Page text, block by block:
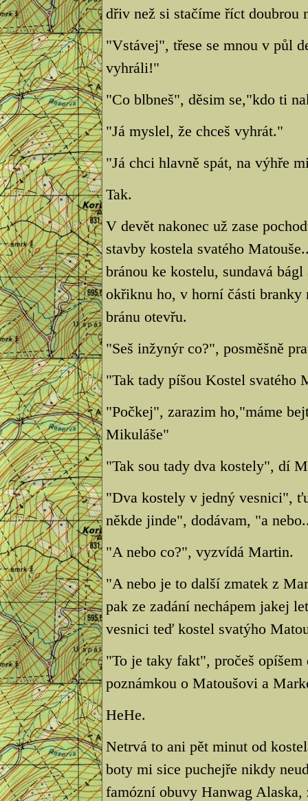
dřiv než si stačíme říct doubrou
"Vstávej", třese se mnou v půl
vyhráli!"
"Co blbneš", děsim se,"kdo ti
"Já myslel, že chceš vyhrát."
"Já chci hlavně spát, na výhře
Tak.
V devět nakonec už zase
stavby kostela svatého
bránou ke kostelu, sundavá
okřiknu ho, v horní části branky
bránu otevřu.
"Seš inžynýr co?", posměšně
"Tak tady píšou Kostel svatého
"Počkej", zarazim ho,"máme
Mikuláše"
"Tak sou tady dva kostely", dí
"Dva kostely v jedný vesnici",
někde jinde", dodávam, "a
"A nebo co?", vyzvídá Martin.
"A nebo je to další zmatek z
pak ze zadání nechápem jakej
vesnici teď kostel svatýho
"To je taky fakt", pročeš
poznámkou o Matoušovi a
HeHe.
Netrvá to ani pět minut od
boty mi sice puchejře nikdy
famózní obuvy Hanwag